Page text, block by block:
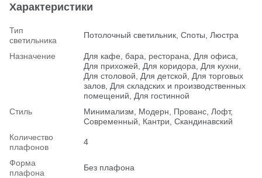
Характеристики
Тип
светильника
Потолочный светильник, Споты, Люстра
Назначение
Для кафе, бара, ресторана, Для офиса,
Для прихожей, Для коридора, Для кухни,
Для столовой, Для детской, Для торговых
залов, Для складских и производственных
помещений, Для гостинной
Стиль
Минимализм, Модерн, Прованс, Лофт,
Современный, Кантри, Скандинавский
Количество
плафонов
4
Форма
плафона
Без плафона